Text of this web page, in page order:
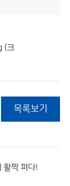
(크
목록보기
활짝 펴다!